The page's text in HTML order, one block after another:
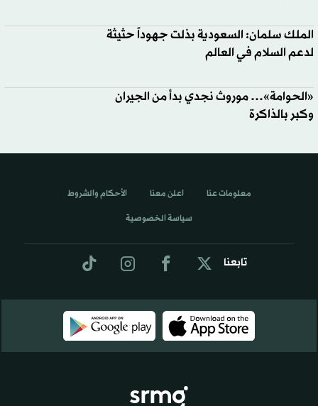
الملك سلمان: السعودية بذلت جهوداً حثيثة
لدعم السلام في العالم
«الحوامة»… موروث نجدي بدأ من الجيران
وكبر بالذاكرة
تابعنا
معلومات عنا اعلن معنا الأحكام والشروط
سياسة الخصوصية